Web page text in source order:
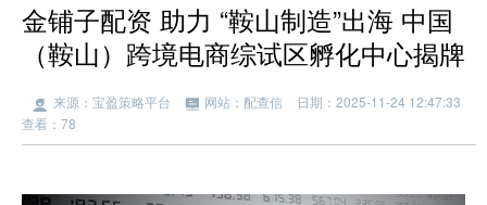
金铺子配资 助力 “鞍山制造”出海 中国
（鞍山）跨境电商综试区孵化中心揭牌
来源：宝盈策略平台 网站：配查信
日期：2025-11-24 12:47:33
查看：78